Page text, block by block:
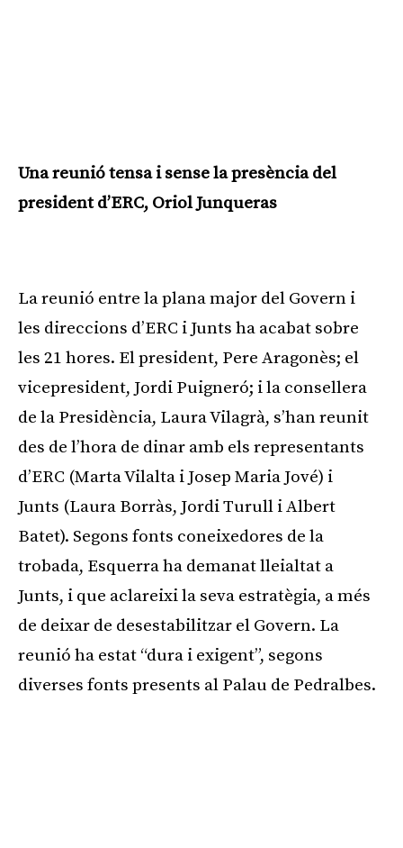
Una reunió tensa i sense la presència del
president d’ERC, Oriol Junqueras
La reunió entre la plana major del Govern i
les direccions d’ERC i Junts ha acabat sobre
les 21 hores. El president, Pere Aragonès; el
vicepresident, Jordi Puigneró; i la consellera
de la Presidència, Laura Vilagrà, s’han reunit
des de l’hora de dinar amb els representants
d’ERC (Marta Vilalta i Josep Maria Jové) i
Junts (Laura Borràs, Jordi Turull i Albert
Batet). Segons fonts coneixedores de la
trobada, Esquerra ha demanat lleialtat a
Junts, i que aclareixi la seva estratègia, a més
de deixar de desestabilitzar el Govern. La
reunió ha estat “dura i exigent”, segons
diverses fonts presents al Palau de Pedralbes.